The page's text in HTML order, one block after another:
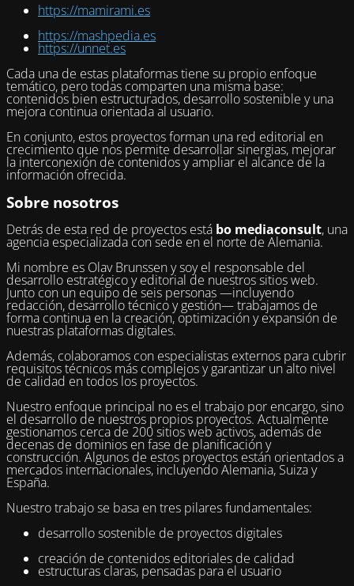
https://mamirami.es
https://mashpedia.es
https://unnet.es
Cada una de estas plataformas tiene su propio enfoque
temático, pero todas comparten una misma base:
contenidos bien estructurados, desarrollo sostenible y una
mejora continua orientada al usuario.
En conjunto, estos proyectos forman una red editorial en
crecimiento que nos permite desarrollar sinergias, mejorar
la interconexión de contenidos y ampliar el alcance de la
información ofrecida.
Sobre nosotros
Detrás de esta red de proyectos está bo mediaconsult, una
agencia especializada con sede en el norte de Alemania.
Mi nombre es Olav Brunssen y soy el responsable del
desarrollo estratégico y editorial de nuestros sitios web.
Junto con un equipo de seis personas —incluyendo
redacción, desarrollo técnico y gestión— trabajamos de
forma continua en la creación, optimización y expansión de
nuestras plataformas digitales.
Además, colaboramos con especialistas externos para cubrir
requisitos técnicos más complejos y garantizar un alto nivel
de calidad en todos los proyectos.
Nuestro enfoque principal no es el trabajo por encargo, sino
el desarrollo de nuestros propios proyectos. Actualmente
gestionamos cerca de 200 sitios web activos, además de
decenas de dominios en fase de planificación y
construcción. Algunos de estos proyectos están orientados a
mercados internacionales, incluyendo Alemania, Suiza y
España.
Nuestro trabajo se basa en tres pilares fundamentales:
desarrollo sostenible de proyectos digitales
creación de contenidos editoriales de calidad
estructuras claras, pensadas para el usuario